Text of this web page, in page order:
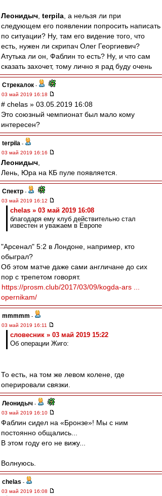
Леонидыч terpila , а нельзя ли при
следующем его появлении попросить написать
по ситуации? Ну, там его видение того, что
есть, нужен ли скрипач Олег Георгиевич?
Атутька ли он, Фаблин то есть? Ну, и что сам
сказать захочет, тому лично я рад буду очень
Стрекалок -
03 май 2019 16:18
# chelas » 03.05.2019 16:08
Это союзный чемпионат был мало кому
интересен?
terpila -
03 май 2019 16:16
Леонидыч
Лень, Юра на КБ пуле появляется.
Спектр -
03 май 2019 16:12
chelas » 03 май 2019 16:08
благодаря ему клуб действительно стал
известен и уважаем в Европе
"Арсенал" 5:2 в Лондоне, например, кто
обыграл?
Об этом матче даже сами англичане до сих
пор с трепетом говорят.
https://prosm.club/2017/03/09/kogda-ars ...
opernikam/
mmmmm -
03 май 2019 16:11
словесник » 03 май 2019 15:22
Об операции Жиго:
То есть, на том же левом колене, где
оперировали связки.
Леонидыч -
03 май 2019 16:10
Фаблин сидел на «Бронзе»! Мы с ним
постоянно общались...
В этом году его не вижу...
Волнуюсь.
chelas -
03 май 2019 16:08